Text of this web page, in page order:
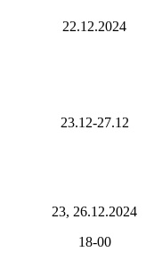
22.12.2024
23.12-27.12
23, 26.12.2024
18-00